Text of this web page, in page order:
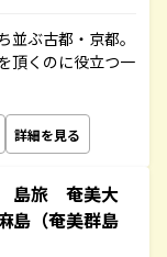
ぶ古都・京都。
頂くのに役立つ一
詳細を見る
島旅 奄美大
（奄美群島